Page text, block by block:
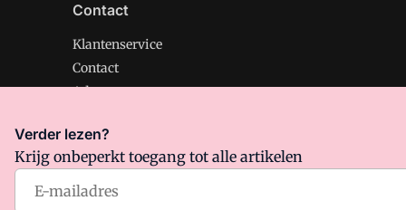
Contact
Klantenservice
Contact
Adverteren
Management Support is onderdeel van VMN media.
Algemene Voorwaarden
Verder lezen?
Krijg onbeperkt toegang tot alle artikelen